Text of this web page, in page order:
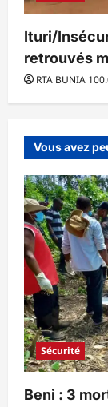
Ituri/
retrouvés
RTA BUNIA
Vous avez
Sécurité
Beni : 3